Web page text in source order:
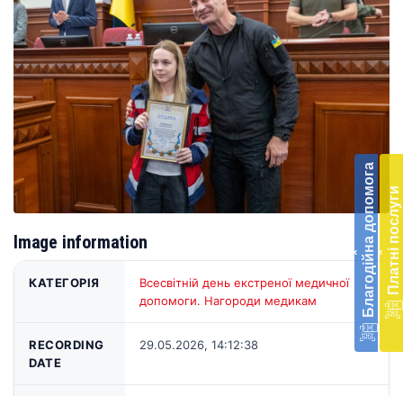
‹ Благодійна допомога ‹ Платні послуги
Image information
КАТЕГОРІЯ
Всесвітній день екстреної медичної
допомоги. Нагороди медикам
RECORDING
DATE
29.05.2026, 14:12:38